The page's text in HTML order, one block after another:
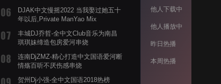
DJAK中文慢摇2022 当我娶过她五十
年以后,Private ManYao Mix
丰城DJ乔哲-全中文Club音乐为南昌
琪琪妹缔造包房爱河串烧
连南DjZMZ-精心打造中文国语爱河断
情殇百听不厌伤感串烧
贺州Dj小强-全中文国语2018热榜
他人下载中
他人播放中
昨日热播
本周热播